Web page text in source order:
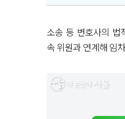
소송 등 변호사의 법
속 위원과 연계해 임